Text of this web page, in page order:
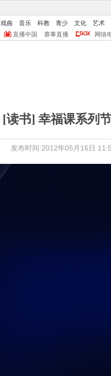
戏曲 音乐 科教 青少 文化
艺术
直播中国 赛事直播 网络
[读书] 幸福课系列
发布时间:2012年05月16日